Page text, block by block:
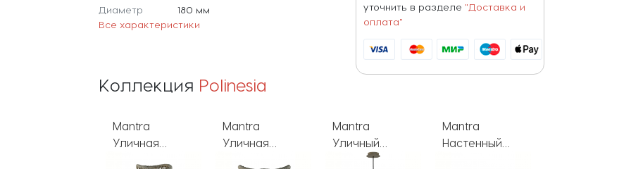
Диаметр 180 мм
Все характеристики
уточнить в разделе "Доставка и
оплата"
Коллекция Polinesia
Mantra
Уличная
Mantra
Уличный
Mantra
Настенный
светильник
Mantra
Уличный